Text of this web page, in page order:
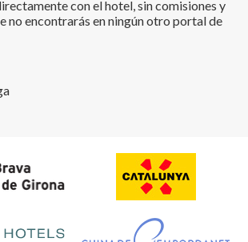
con el hotel, sin comisiones y
no encontrarás en ningún otro portal de